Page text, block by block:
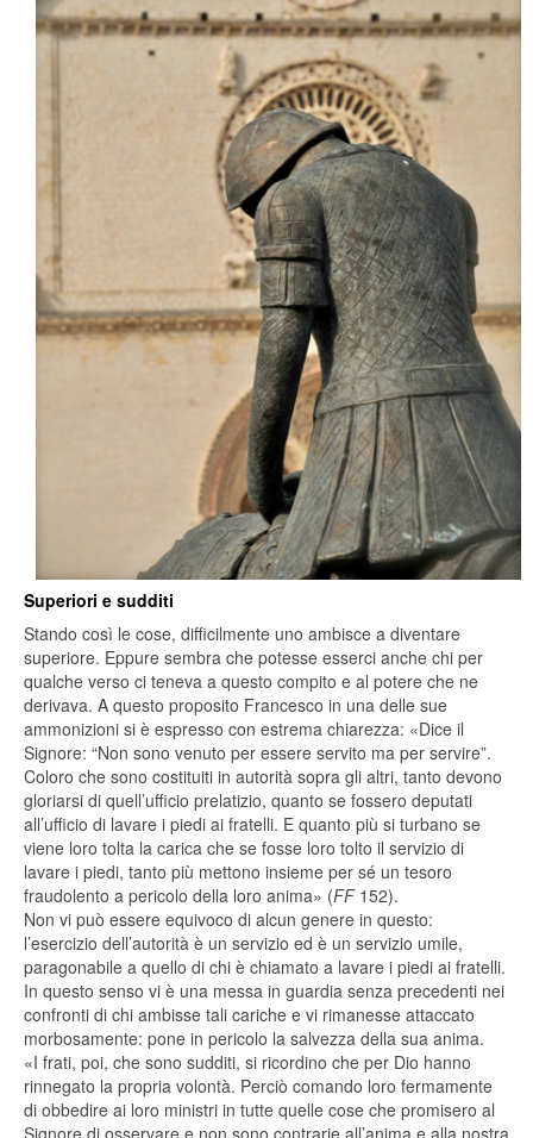
Superiori e sudditi
Stando così le cose, difficilmente uno ambisce a diventare
superiore. Eppure sembra che potesse esserci anche chi per
qualche verso ci teneva a questo compito e al potere che ne
derivava. A questo proposito Francesco in una delle sue
ammonizioni si è espresso con estrema chiarezza: «Dice il
Signore: “Non sono venuto per essere servito ma per servire”.
Coloro che sono costituiti in autorità sopra gli altri, tanto devono
gloriarsi di quell’ufficio prelatizio, quanto se fossero deputati
all’ufficio di lavare i piedi ai fratelli. E quanto più si turbano se
viene loro tolta la carica che se fosse loro tolto il servizio di
lavare i piedi, tanto più mettono insieme per sé un tesoro
fraudolento a pericolo della loro anima» (FF152).
Non vi può essere equivoco di alcun genere in questo:
l’esercizio dell’autorità è un servizio ed è un servizio umile,
paragonabile a quello di chi è chiamato a lavare i piedi ai fratelli.
In questo senso vi è una messa in guardia senza precedenti nei
confronti di chi ambisse tali cariche e vi rimanesse attaccato
morbosamente: pone in pericolo la salvezza della sua anima.
«I frati, poi, che sono sudditi, si ricordino che per Dio hanno
rinnegato la propria volontà. Perciò comando loro fermamente
di obbedire ai loro ministri in tutte quelle cose che promisero al